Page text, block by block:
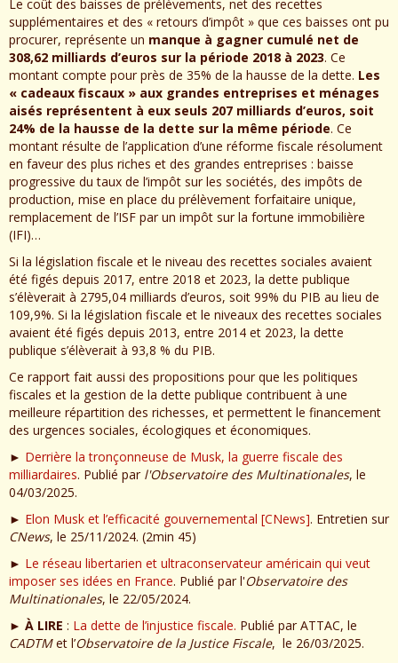
Le coût des baisses de prélèvements, net des recettes
supplémentaires et des « retours d’impôt » que ces baisses ont pu
procurer, représente un manque à gagner cumulé net de
308,62 milliards d’euros sur la période 2018 à 2023. Ce
montant compte pour près de 35% de la hausse de la dette. Les
« cadeaux fiscaux » aux grandes entreprises et ménages
aisés représentent à eux seuls 207 milliards d’euros, soit
24% de la hausse de la dette sur la même période. Ce
montant résulte de l’application d’une réforme fiscale résolument
en faveur des plus riches et des grandes entreprises : baisse
progressive du taux de l’impôt sur les sociétés, des impôts de
production, mise en place du prélèvement forfaitaire unique,
remplacement de l’ISF par un impôt sur la fortune immobilière
(IFI)…
Si la législation fiscale et le niveau des recettes sociales avaient
été figés depuis 2017, entre 2018 et 2023, la dette publique
s’élèverait à 2795,04 milliards d’euros, soit 99% du PIB au lieu de
109,9%. Si la législation fiscale et le niveaux des recettes sociales
avaient été figés depuis 2013, entre 2014 et 2023, la dette
publique s’élèverait à 93,8 % du PIB.
Ce rapport fait aussi des propositions pour que les politiques
fiscales et la gestion de la dette publique contribuent à une
meilleure répartition des richesses, et permettent le financement
des urgences sociales, écologiques et économiques.
► Derrière la tronçonneuse de Musk, la guerre fiscale des
milliardaires. Publié par l'Observatoire des Multinationales, le
04/03/2025.
► Elon Musk et l’efficacité gouvernemental [CNews]. Entretien sur
CNews, le 25/11/2024. (2min 45)
► Le réseau libertarien et ultraconservateur américain qui veut
imposer ses idées en France. Publié par l'Observatoire des
Multinationales, le 22/05/2024.
► À LIRE : La dette de l’injustice fiscale. Publié par ATTAC, le
CADTMet l’Observatoire de la Justice Fiscale, le 26/03/2025.